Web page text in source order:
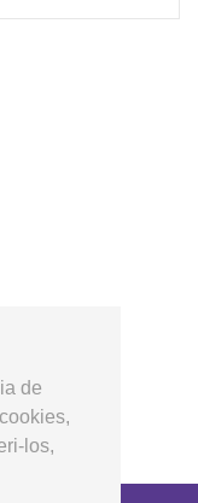
de
los,